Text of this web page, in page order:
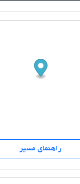
راهنمای مسیر